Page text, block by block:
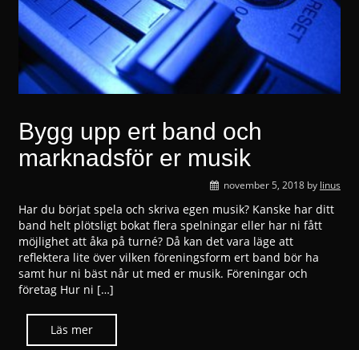
Bygg upp ert band och
marknadsför er musik
november 5, 2018by linus
Har du börjat spela och skriva egen musik? Kanske har ditt
band helt plötsligt bokat flera spelningar eller har ni fått
möjlighet att åka på turné? Då kan det vara läge att
reflektera lite över vilken föreningsform ert band bör ha
samt hur ni bäst når ut med er musik. Föreningar och
företag Hur ni […]